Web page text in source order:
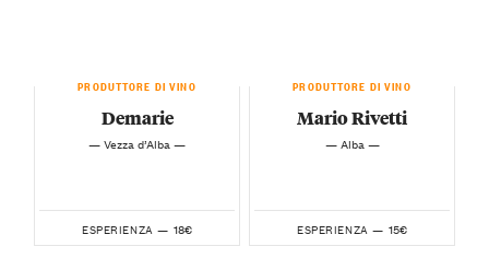
PRODUTTORE DI VINO
Demarie
— Vezza d’Alba —
ESPERIENZA — 18€
PRODUTTORE DI VINO
Mario Rivetti
— Alba —
ESPERIENZA — 15€